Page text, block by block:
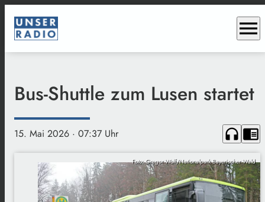
menu
Bus-Shuttle zum Lusen startet
15. Mai 2026 · 07:37 Uhr headphones chrome_reader_mode
Foto: Gregor Wolf/Nationalpark Bayerischer Wald